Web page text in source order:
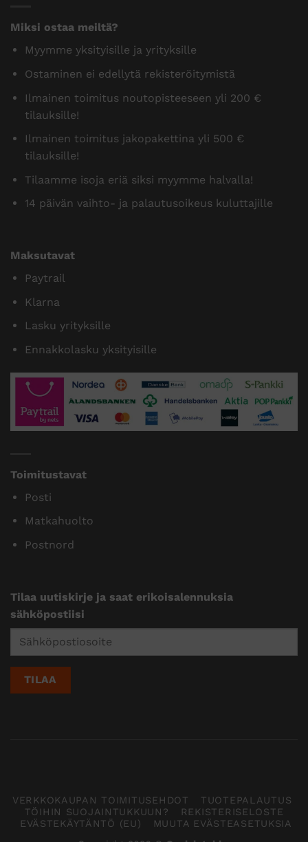
Miksi ostaa meiltä?
Myymme yksityisille ja yrityksille
Ostaminen ei edellytä rekisteröitymistä
Ilmainen toimitus noutopisteeseen yli 200 €
tilauksille!
Ilmainen toimitus jakopakettina yli 500 €
tilauksille!
Tilaamme isoja eriä siksi myymme halvalla!
14 päivän vaihto- ja palautusoikeus kuluttajille
Maksutavat
Paytrail
Klarna
Lasku yrityksille
Ennakkolasku yksityisille
Toimitustavat
Posti
Matkahuolto
Postnord
Tilaa uutiskirje ja saat erikoisalennuksia
sähköpostiisi
VERKKOKAUPAN TOIMITUSEHDOT
TUOTEPALAUTUS
TÖIHIN SUOJAINTUKKUUN?
REKISTERISELOSTE
EVÄSTEKÄYTÄNTÖ (EU)
MUUTA EVÄSTEASETUKSIA